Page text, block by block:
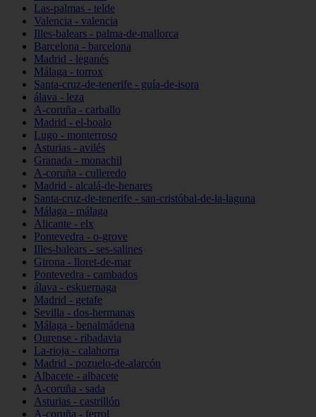
Las-palmas - telde
Valencia - valencia
Illes-balears - palma-de-mallorca
Barcelona - barcelona
Madrid - leganés
Málaga - torrox
Santa-cruz-de-tenerife - guía-de-isora
álava - leza
A-coruña - carballo
Madrid - el-boalo
Lugo - monterroso
Asturias - avilés
Granada - monachil
A-coruña - culleredo
Madrid - alcalá-de-henares
Santa-cruz-de-tenerife - san-cristóbal-de-la-laguna
Málaga - málaga
Alicante - elx
Pontevedra - o-grove
Illes-balears - ses-salines
Girona - lloret-de-mar
Pontevedra - cambados
álava - eskuernaga
Madrid - getafe
Sevilla - dos-hermanas
Málaga - benalmádena
Ourense - ribadavia
La-rioja - calahorra
Madrid - pozuelo-de-alarcón
Albacete - albacete
A-coruña - sada
Asturias - castrillón
A-coruña - ferrol